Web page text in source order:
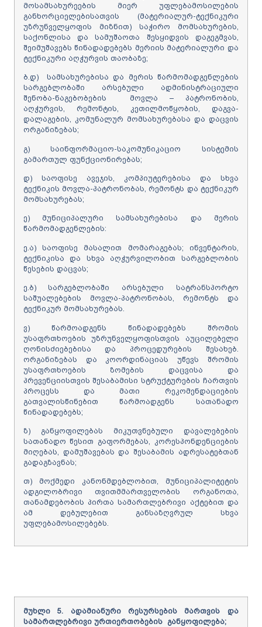
მოსამსახურეების მიერ უფლებამოსილების
განხორციელებისათვის (მატერიალურ-ტექნიკური
უზრუნველყოფის მიზნით) საჭირო მომსახურების,
საქონლისა და სამუშაოთა შესყიდვის დაგეგმვას,
შეიმუშავებს წინადადებებს მერიის მატერიალური და
ტექნიკური აღჭურვის თაობაზე;
ბ.დ) სამსახურებისა და მერის წარმომადგენლების
სარგებლობაში არსებული ადმინისტრაციული
შენობა-ნაგებობების მოვლა – პატრონობის,
აღჭურვის, რემონტის, კეთილმოწყობის, დაგვა-
დალაგების, კომუნალურ მომსახურებასა და დაცვის
ორგანიზებას;
გ) საინფორმაციო-საკომუნიკაციო სისტემის
გამართულ ფუნქციონირებას;
დ) საოფისე ავეჯის, კომპიუტერებისა და სხვა
ტექნიკის მოვლა-პატრონობას, რემონტს და ტექნიკურ
მომსახურებას;
ე) მუნიციპალური სამსახურებისა და მერის
წარმომადგენლების:
ე.ა) საოფისე მასალით მომარაგებას; ინვენტარის,
ტექნიკისა და სხვა აღჭურვილობით სარგებლობის
წესების დაცვას;
ე.ბ) სარგებლობაში არსებული სატრანსპორტო
საშუალებების მოვლა-პატრონობას, რემონტს და
ტექნიკურ მომსახურებას.
ვ) წარმოადგენს წინადადებებს შრომის
უსაფრთხოების უზრუნველყოფისთვის აუცილებელი
ღონისძიებებისა და პროცედურების შესახებ.
ორგანიზებას და კოორდინაციას უწევს შრომის
უსაფრთხოების ზომების დაცვისა და
პრევენციისთვის შესაბამისი სტრუქტურების ჩართვის
პროცესს და მათი რეკომენდაციების
გათვალისწინებით წარმოადგენს სათანადო
წინადადებებს;
ზ) განყოფილებას მიკუთვნებული დავალებების
სათანადო წესით გაფორმებას, კორესპონდენციების
მიღებას, დამუშავებას და შესაბამის ადრესატებთან
გადაგზავნას;
თ) მოქმედი კანონმდებლობით, მუნიციპალიტეტის
ადგილობრივი თვითმმართველობის ორგანოთა,
თანამდებობის პირთა სამართლებრივი აქტებით და
ამ დებულებით განსაზღვრულ სხვა
უფლებამოსილებებს.
მუხლი5. ადამიანური რესურსების მართვის
და
სამართლებრივი ურთიერთობების განყოფილება;